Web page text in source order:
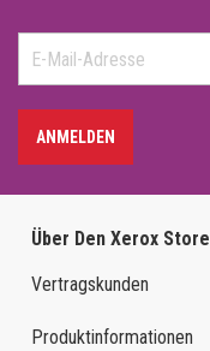
ANMELDEN
Über Den Xerox Store
Vertragskunden
Produktinformationen